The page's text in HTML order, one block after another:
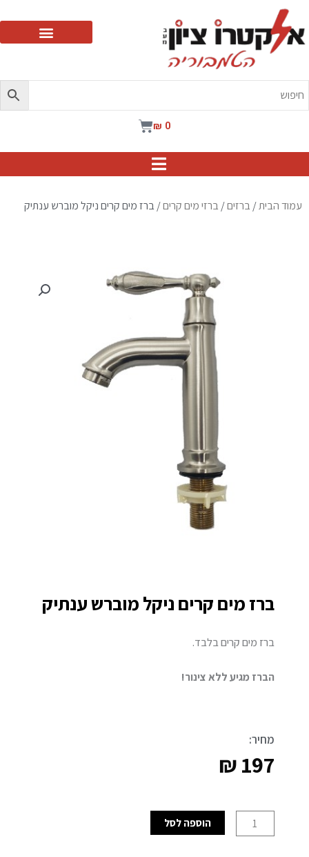
₪ 0
עגלת
עמוד הבית/ ברזים/ ברזי מים קרים/ ברז מים קרים ניקל מוברש ענתיק
ברז מים קרים ניקל מוברש ענתיק
ברז מים קרים בלבד.
הברז מגיע ללא צינור!
מחיר:
₪197
של
הוספה לסל